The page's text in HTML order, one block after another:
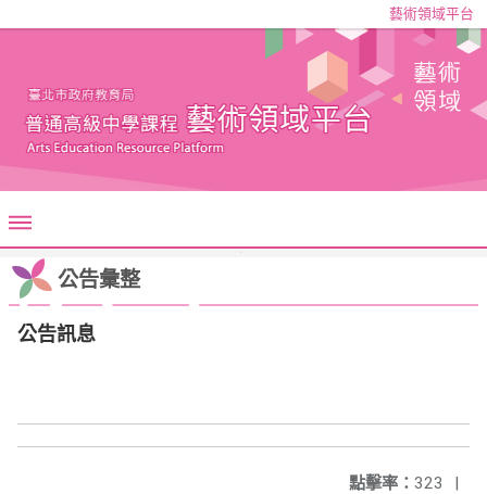
藝術領域平台
公告彙整
公告訊息
點擊率： 323 |